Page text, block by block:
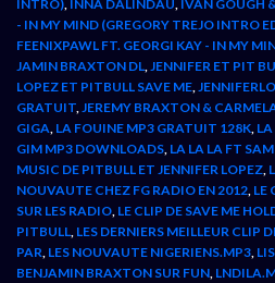
INTRO), INNA DALINDAU, IVAN GOUGH
- IN MY MIND (GREGORY TREJO INTRO
FEENIXPAWL FT. GEORGI KAY - IN MY
JAMIN BRAXTON DL,JENNIFER ET PIT
LOPEZ ET PITBULL SAVE ME,
GRATUIT,JEREMY BRAXTON &
GIGA, LA FOUINE MP3 GRATUIT 128K,
GIM MP3 DOWNLOADS, LA LA LA FT
MUSIC DE PITBULL ET JENNIFER LOPEZ,
NOUVAUTE CHEZ FG RADIO EN 2012, LE
SUR LES RADIO, LE CLIP DE SAVE ME
PITBULL, LES DERNIERS MEILLEUR CLIP
PAR, LES NOUVAUTE NIGERIENS.MP3,
BENJAMIN BRAXTON SUR FUN,